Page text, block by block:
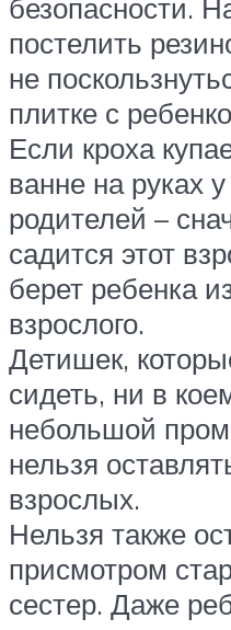
безопасности.
постелить
не
плитке с
Если кроха
ванне на руках
родителей –
садится этот
берет ребенка
взрослого.
Детишек,
сидеть, ни в
небольшой
нельзя
взрослых.
Нельзя также
присмотром
сестер. Даже